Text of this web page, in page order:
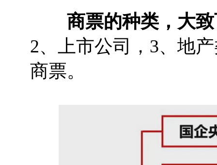
商票的种类，大
2、上市公司，3、地
商票。